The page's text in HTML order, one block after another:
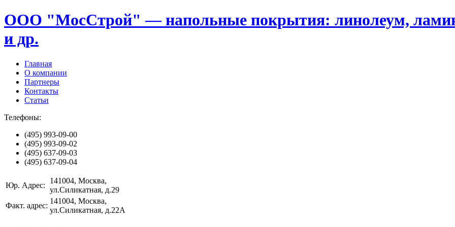
ООО "МосСтрой" — напольные покрытия: линолеум,
и др.
Главная
О компании
Партнеры
Контакты
Статьи
Телефоны:
(495) 993-09-00
(495) 993-09-02
(495) 637-09-03
(495) 637-09-04
Юр. Адрес:
141004, Москва,
ул.Силикатная, д.29
Факт. адрес:
141004, Москва,
ул.Силикатная, д.22А